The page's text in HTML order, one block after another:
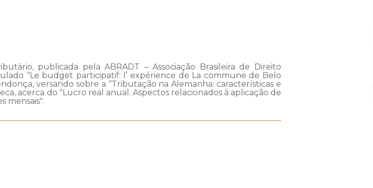
publicada pela ABRADT – Associação Brasileira de Direito
“Le budget participatif: l’ expérience de La commune de Belo
versando sobre a “Tributação na Alemanha: características e
acerca do "Lucro real anual. Aspectos relacionados à aplicação de
mensais".